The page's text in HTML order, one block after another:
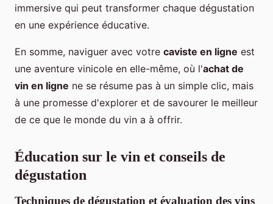
immersive qui peut transformer chaque dégustation
en une expérience éducative.
En somme, naviguer avec votre caviste en ligne est
une aventure vinicole en elle-même, où l'achat de
vin en ligne ne se résume pas à un simple clic, mais
à une promesse d'explorer et de savourer le meilleur
de ce que le monde du vin a à offrir.
Éducation sur le vin et conseils de
dégustation
Techniques de dégustation et évaluation des vins